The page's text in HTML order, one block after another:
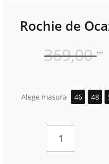
Rochie de
369,00lei
Alege masura 46 48
Cantitate